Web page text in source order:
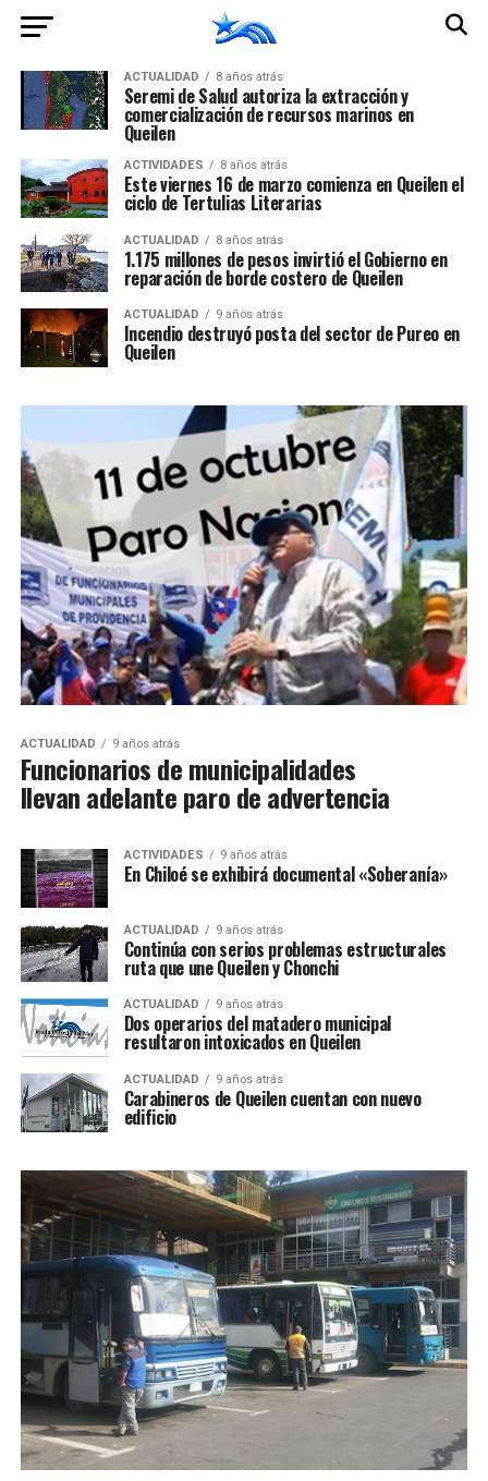
ACTUALIDAD 8 años atrás
Seremi de Salud autoriza la extracción y
comercialización de recursos marinos en
Queilen
ACTIVIDADES 8 años atrás
Este viernes 16 de marzo comienza en Queilen el
ciclo de Tertulias Literarias
ACTUALIDAD 8 años atrás
1.175 millones de pesos invirtió el Gobierno en
reparación de borde costero de Queilen
ACTUALIDAD 9 años atrás
Incendio destruyó posta del sector de Pureo en
Queilen
ACTUALIDAD 9 años atrás
Funcionarios de municipalidades
llevan adelante paro de advertencia
ACTIVIDADES 9 años atrás
En Chiloé se exhibirá documental «Soberanía»
ACTUALIDAD 9 años atrás
Continúa con serios problemas estructurales
ruta que une Queilen y Chonchi
ACTUALIDAD 9 años atrás
Dos operarios del matadero municipal
resultaron intoxicados en Queilen
ACTUALIDAD 9 años atrás
Carabineros de Queilen cuentan con nuevo
edificio